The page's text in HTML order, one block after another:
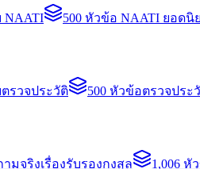
NAATI 500 หัวข้อ NAATI ยอดนิ
รวจประวัติ 500 หัวข้อตรวจประ
ามจริงเรื่องรับรองกงสุล 1,006 หั